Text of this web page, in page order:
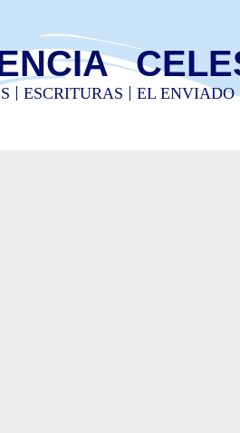
ESCRITURAS EL ENVIADO